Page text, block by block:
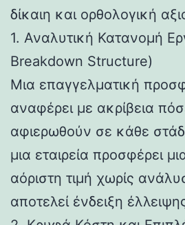
δίκαιη και ορθολογική
1. Αναλυτική Κατανομή
Breakdown Structure)
Μια επαγγελματική
αναφέρει με ακρίβεια
αφιερωθούν σε κάθε
μια εταιρεία προσφέρει
αόριστη τιμή χωρίς
αποτελεί ένδειξη